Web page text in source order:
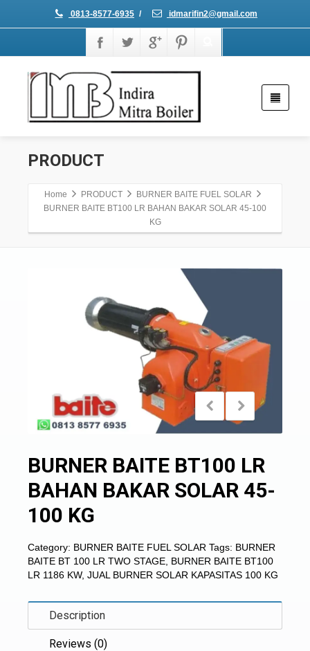
0813-8577-6935 / idmarifin2@gmail.com
PRODUCT
Home PRODUCT
BURNER BAITE FUEL SOLAR
BURNER BAITE BT100 LR BAHAN BAKAR SOLAR 45-100
KG
BURNER BAITE BT100 LR
BAHAN BAKAR SOLAR 45-
100 KG
Category: BURNER BAITE FUEL SOLAR Tags: BURNER
BAITE BT 100 LR TWO STAGE BURNER BAITE BT100
LR 1186 KW, JUAL BURNER SOLAR KAPASITAS 100 KG
Description
Reviews (0)